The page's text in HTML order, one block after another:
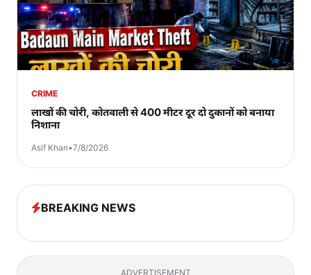
CRIME
लाखों की चोरी, कोतवाली से 400 मीटर दूर दो दुकानों को बनाया
निशाना
Asif Khan•7/8/2026
BREAKING NEWS
ADVERTISEMENT